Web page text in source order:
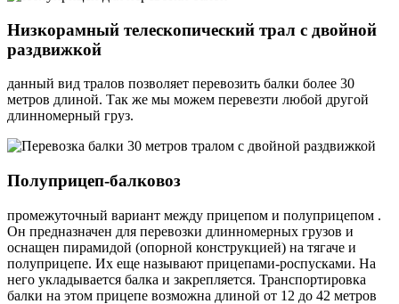
Низкорамный телескопический трал с двойной
раздвижкой
данный вид тралов позволяет перевозить балки более 30
метров длиной. Так же мы можем перевезти любой другой
длинномерный груз.
Полуприцеп-балковоз
промежуточный вариант между прицепом и полуприцепом .
Он предназначен для перевозки длинномерных грузов и
оснащен пирамидой (опорной конструкцией) на тягаче и
полуприцепе. Их еще называют прицепами-роспусками. На
него укладывается балка и закрепляется. Транспортировка
балки на этом прицепе возможна длиной от 12 до 42 метров